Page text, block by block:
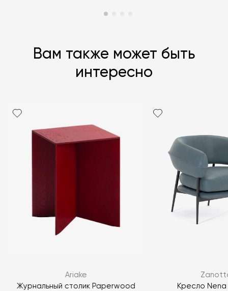
Вам также может быть
интересно
Ariake
Журнальный столик Paperwood
Кресло Nena